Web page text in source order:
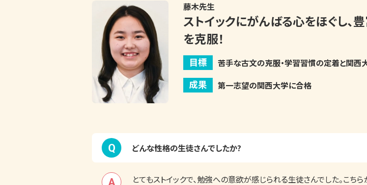
藤木先生
ストイックにがんばる心をほぐし
を克服！
目標 苦手な古文の克服・学習習慣の定着と関西
成果 第一志望の関西大学に合格
Q どんな性格の生徒さんでしたか?
A とてもストイックで、勉強への意欲が感じられる生徒さんでした。こ